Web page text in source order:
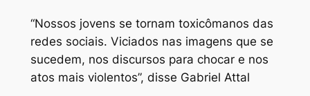
“Nossos jovens se tornam toxicômanos das
redes sociais. Viciados nas imagens que se
sucedem, nos discursos para chocar e nos
atos mais violentos”, disse Gabriel Attal